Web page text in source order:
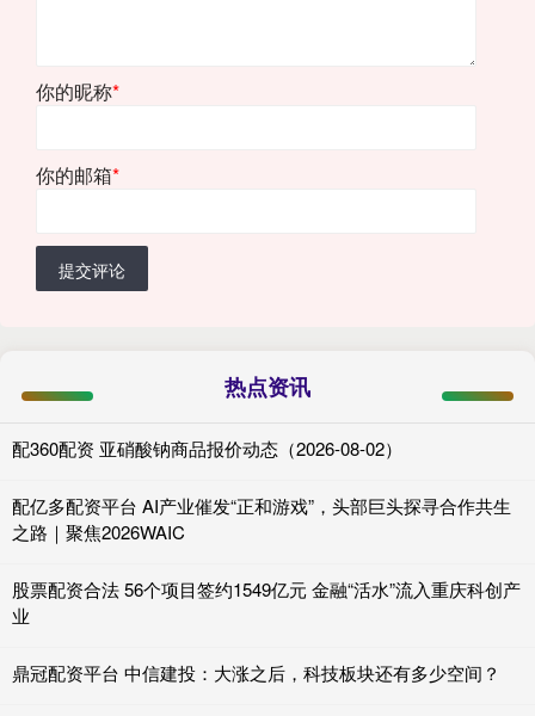
你的昵称*
你的邮箱*
提交评论
热点资讯
配360配资 亚硝酸钠商品报价动态（2026-08-02）
配亿多配资平台 AI产业催发“正和游戏”，头部巨头探寻合作共生
之路｜聚焦2026WAIC
股票配资合法 56个项目签约1549亿元 金融“活水”流入重庆科创产
业
鼎冠配资平台 中信建投：大涨之后，科技板块还有多少空间？